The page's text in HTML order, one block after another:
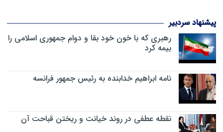
پیشنهاد سردبیر
رهبری که با خون خود بقا و دوام جمهوری اسلامی را
بیمه کرد
نامه ابراهیم خدابنده به رئیس جمهور فرانسه
نقطه عطفی در روند خیانت و ریختن قباحت آن